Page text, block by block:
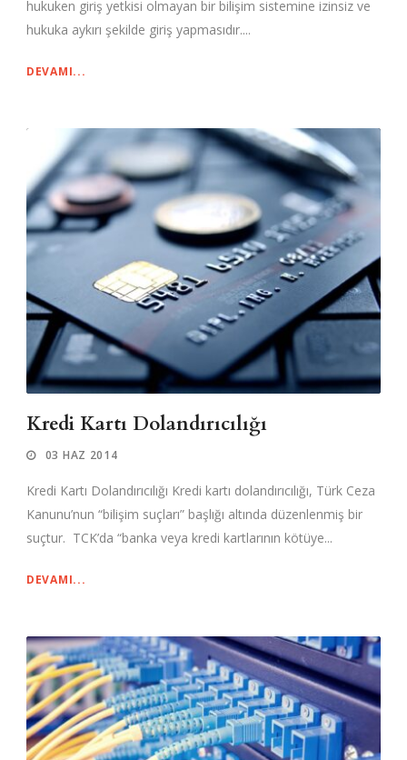
hukuken giriş yetkisi olmayan bir bilişim sistemine izinsiz ve
hukuka aykırı şekilde giriş yapmasıdır....
DEVAMI...
Kredi Kartı Dolandırıcılığı
03 HAZ 2014
Kredi Kartı Dolandırıcılığı Kredi kartı dolandırıcılığı, Türk Ceza
Kanunu’nun “bilişim suçları” başlığı altında düzenlenmiş bir
suçtur. TCK’da “banka veya kredi kartlarının kötüye...
DEVAMI...